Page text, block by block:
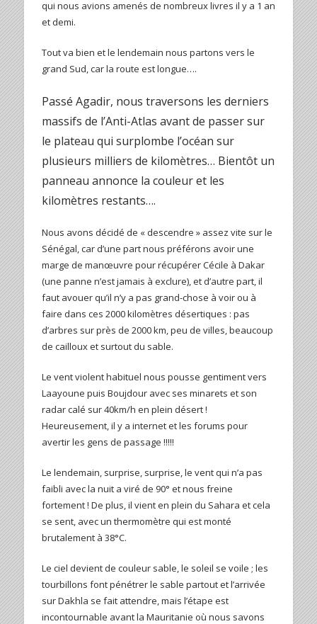
qui nous avions amenés de nombreux livres il y a 1 an
et demi.
Tout va bien et le lendemain nous partons vers le
grand Sud, car la route est longue….
Passé Agadir, nous traversons les derniers
massifs de l’Anti-Atlas avant de passer sur
le plateau qui surplombe l’océan sur
plusieurs milliers de kilomètres… Bientôt un
panneau annonce la couleur et les
kilomètres restants….
Nous avons décidé de « descendre » assez vite sur le
Sénégal, car d’une part nous préférons avoir une
marge de manœuvre pour récupérer Cécile à Dakar
(une panne n’est jamais à exclure), et d’autre part, il
faut avouer qu’il n’y a pas grand-chose à voir ou à
faire dans ces 2000 kilomètres désertiques : pas
d’arbres sur près de 2000 km, peu de villes, beaucoup
de cailloux et surtout du sable.
Le vent violent habituel nous pousse gentiment vers
Laayoune puis Boujdour avec ses minarets et son
radar calé sur 40km/h en plein désert !
Heureusement, il y a internet et les forums pour
avertir les gens de passage !!!!!
Le lendemain, surprise, surprise, le vent qui n’a pas
faibli avec la nuit a viré de 90° et nous freine
fortement ! De plus, il vient en plein du Sahara et cela
se sent, avec un thermomètre qui est monté
brutalement à 38°C.
Le ciel devient de couleur sable, le soleil se voile ; les
tourbillons font pénétrer le sable partout et l’arrivée
sur Dakhla se fait attendre, mais l’étape est
incontournable avant la Mauritanie où nous savons